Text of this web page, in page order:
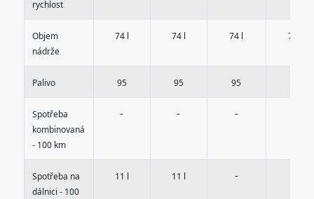
rychlost
Objem
nádrže
74 l 74 l 74 l 74 l
Palivo 95 95 95
Spotřeba
kombinovaná
- 100 km
- - -
Spotřeba na
dálnici - 100
11 l 11 l -